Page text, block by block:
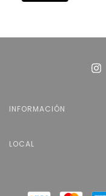
INFORMACIÓN
LOCAL